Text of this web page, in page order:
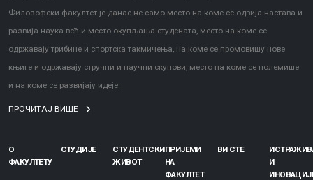
Филозофски факултет је данас не само место на коме се одвија настава и
развија наука већ и место окупљања студената, место на коме се
одржавају трибине и спортска такмичења, на коме се промовишу нове
књиге и одржавају стручни и научни скупови, место на коме се полемише
и на коме се развијају идеје.
ПРОЧИТАЈ ВИШЕ
О
ФАКУЛТЕТУ
СТУДИЈЕ
СТУДЕНТСКИ
ЖИВОТ
ПРИЈЕМИ
НА
ФАКУЛТЕТ
ВИ СТЕ
И